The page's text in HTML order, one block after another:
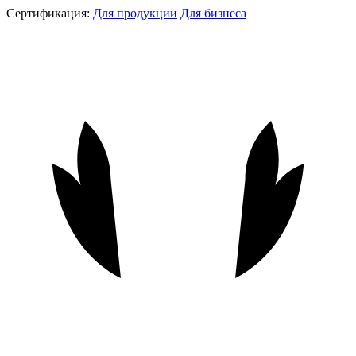
Сертификация: Для продукции Для бизнеса